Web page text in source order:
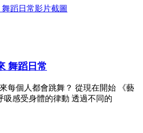
舞蹈日常
每個人都會跳舞？ 從現在開始 《藝
吸感受身體的律動 透過不同的